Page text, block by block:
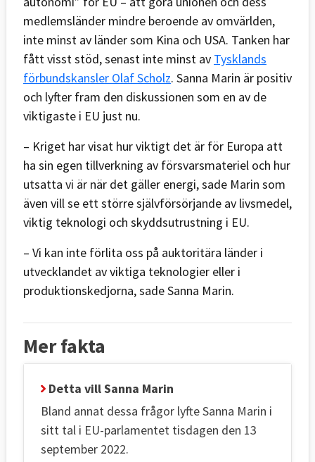
medlemsländer mindre beroende av omvärlden,
inte minst av länder som Kina och USA. Tanken har
fått visst stöd, senast inte minst av Tysklands
förbundskansler Olaf Scholz. Sanna Marin är positiv
och lyfter fram den diskussionen som en av de
viktigaste i EU just nu.
– Kriget har visat hur viktigt det är för Europa att
ha sin egen tillverkning av försvarsmateriel och hur
utsatta vi är när det gäller energi, sade Marin som
även vill se ett större självförsörjande av livsmedel,
viktig teknologi och skyddsutrustning i EU.
– Vi kan inte förlita oss på auktoritära länder i
utvecklandet av viktiga teknologier eller i
produktionskedjorna, sade Sanna Marin.
Mer fakta
Detta vill Sanna Marin
Bland annat dessa frågor lyfte Sanna Marin i
sitt tal i EU-parlamentet tisdagen den 13
september 2022.